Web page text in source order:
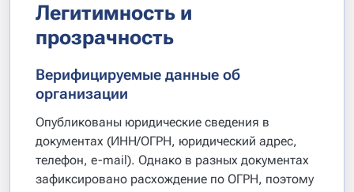
Легитимность и
прозрачность
Верифицируемые данные об
организации
Опубликованы юридические сведения в
документах (ИНН/ОГРН, юридический адрес,
телефон, e-mail). Однако в разных документах
зафиксировано расхождение по ОГРН, поэтому